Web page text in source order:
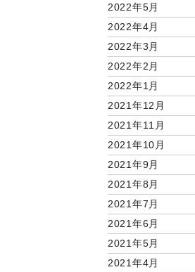
2022年5月
2022年4月
2022年3月
2022年2月
2022年1月
2021年12月
2021年11月
2021年10月
2021年9月
2021年8月
2021年7月
2021年6月
2021年5月
2021年4月